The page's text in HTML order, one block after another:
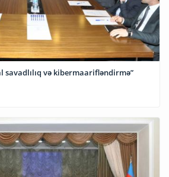
savadlılıq və kibermaarifləndirmə”